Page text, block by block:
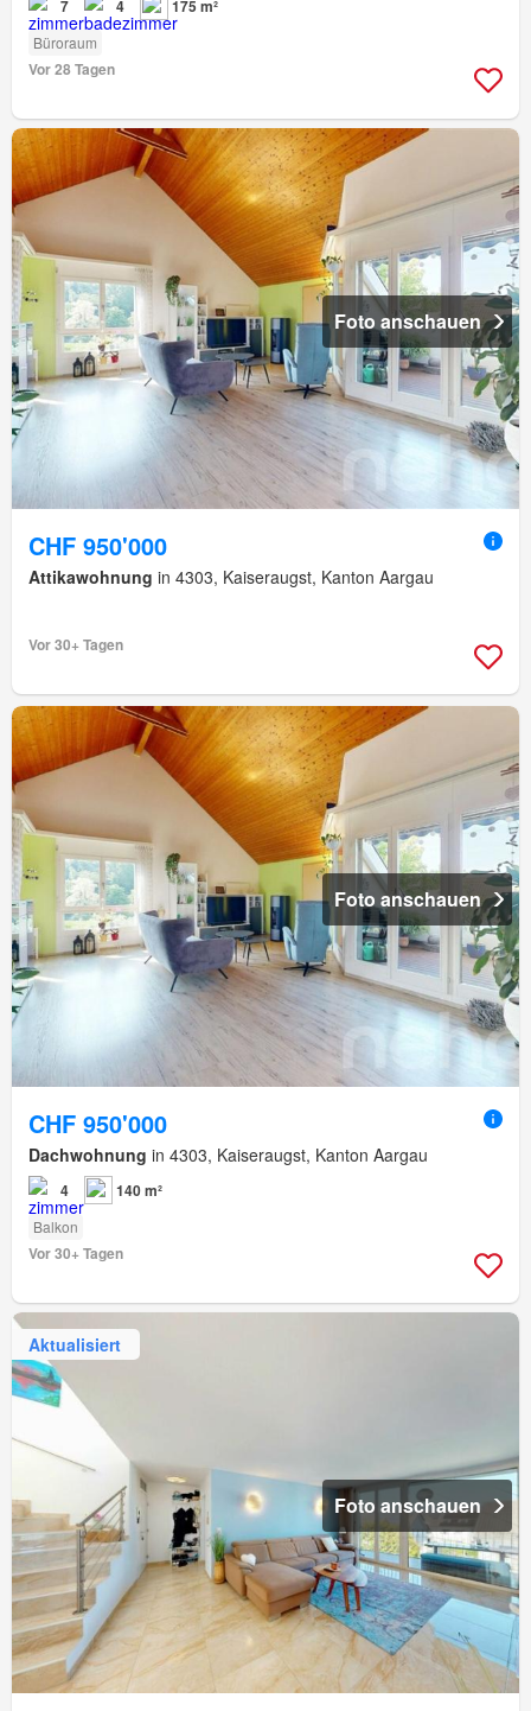
7 4 175 m²
Büroraum
Vor 28 Tagen
Foto anschauen
CHF 950'000
Attikawohnung in 4303, Kaiseraugst, Kanton Aargau
Vor 30+ Tagen
Foto anschauen
CHF 950'000
Dachwohnung in 4303, Kaiseraugst, Kanton Aargau
4 140 m²
Balkon
Vor 30+ Tagen
Aktualisiert
Foto anschauen